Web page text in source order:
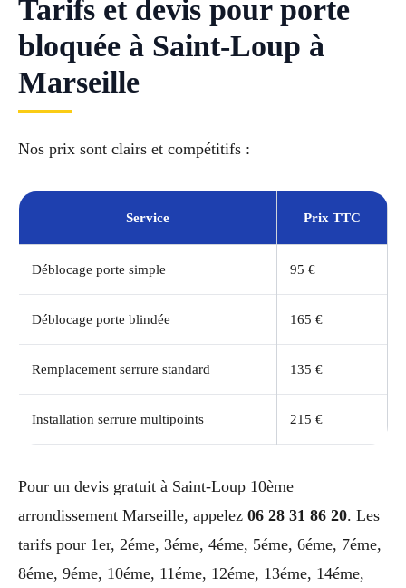
Tarifs et devis pour porte
bloquée à Saint-Loup à
Marseille
Nos prix sont clairs et compétitifs :
Service Prix TTC
Déblocage porte simple 95 €
Déblocage porte blindée 165 €
Remplacement serrure standard 135 €
Installation serrure multipoints 215 €
Pour un devis gratuit à Saint-Loup 10ème
arrondissement Marseille, appelez 06 28 31 86 20. Les
tarifs pour 1er, 2éme, 3éme, 4éme, 5éme, 6éme, 7éme,
8éme, 9éme, 10éme, 11éme, 12éme, 13éme, 14éme,